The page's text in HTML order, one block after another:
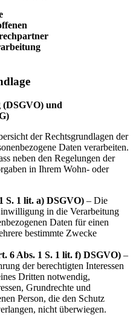
und
der Rechtsgrundlagen der
Daten verarbeiten.
neben den Regelungen der
in Ihrem Wohn- oder
S. 1 lit. a) DSGVO) – Die
in die Verarbeitung
Daten für einen
bestimmte Zwecke
6 Abs. 1 S. 1 lit. f) DSGVO) –
der berechtigten Interessen
Dritten notwendig,
Grundrechte und
Person, die den Schutz
nicht überwiegen.